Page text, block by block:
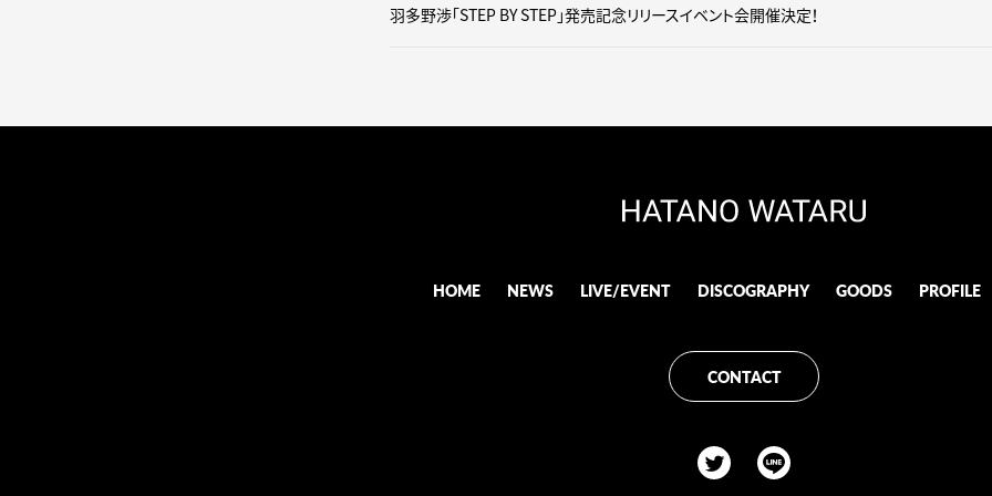
羽多野渉「STEP BY STEP」発売記念リリースイベント会開催決定！
HOME NEWS LIVE/EVENT DISCOGRAPHY GOODS PROFILE
CONTACT